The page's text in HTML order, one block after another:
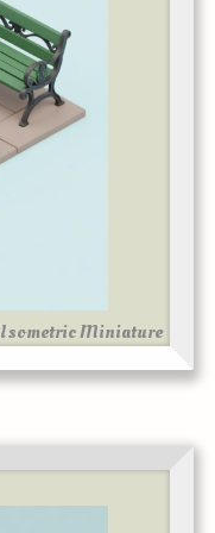
Isometric Miniature